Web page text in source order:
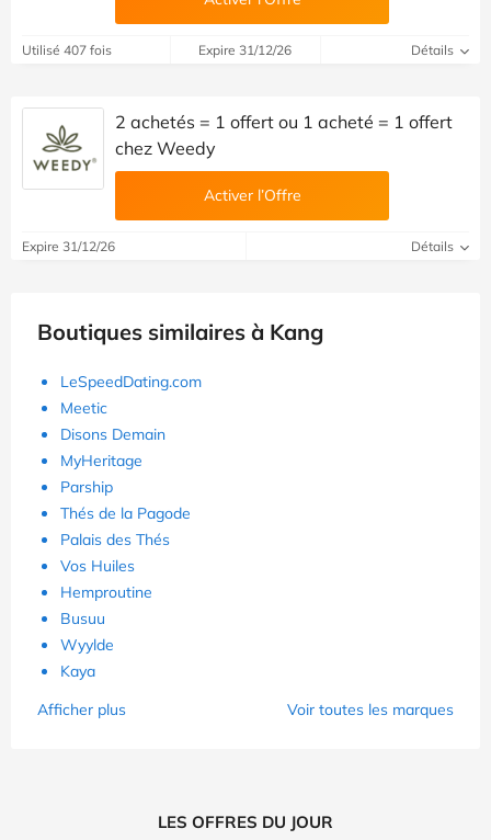
Utilisé 407 fois Expire 31/12/26 Détails
2 achetés = 1 offert ou 1 acheté = 1 offert
chez Weedy
Activer l’Offre
Expire 31/12/26 Détails
Boutiques similaires à Kang
LeSpeedDating.com
Meetic
Disons Demain
MyHeritage
Parship
Thés de la Pagode
Palais des Thés
Vos Huiles
Hemproutine
Busuu
Wyylde
Kaya
Afficher plus
Voir toutes les marques
LES OFFRES DU JOUR